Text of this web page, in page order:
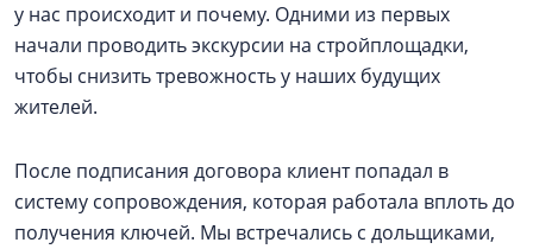
у нас происходит и почему. Одними из первых
начали проводить экскурсии на стройплощадки,
чтобы снизить тревожность у наших будущих
жителей.
После подписания договора клиент попадал в
систему сопровождения, которая работала вплоть до
получения ключей. Мы встречались с дольщиками,